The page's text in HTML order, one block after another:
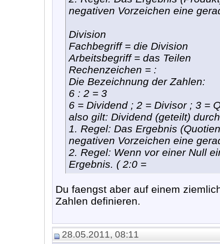
negativen Vorzeichen eine
Division
Fachbegriff = die Division
Arbeitsbegriff = das Teilen
Rechenzeichen = :
Die Bezeichnung der Zahlen:
6 : 2 = 3
6 = Dividend ; 2 = Divisor ; 3 =
also gilt: Dividend (geteilt)
1. Regel: Das Ergebnis
negativen Vorzeichen eine
2. Regel: Wenn vor einer Null
Ergebnis. ( 2:0 =
Du faengst aber auf einem
Zahlen definieren.
28.05.2011, 08:11